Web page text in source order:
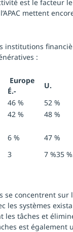
est le facteur
mettent
institutions
:
Europe
É.-
U.
46 %
52 %
42 %
48 %
6 %
47 %
3
7 %35
se concentrent
les systèmes
tâches et
est